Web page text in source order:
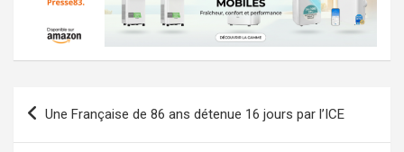
Navigation
Une Française de 86 ans détenue 16 jours par l’ICE